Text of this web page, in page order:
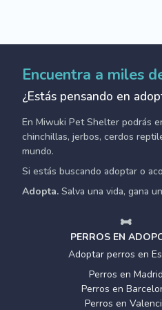
Encuentra a miles
¿Estás pensando en
En Miwuki Pet Shelter podrás
chinchillas, jerbos, cerdos
mundo.
Si estás buscando adoptar o
Adopta. Salva una vida, gana
PERROS EN
Adoptar perros en
Perros en Madrid
Perros en
Perros en